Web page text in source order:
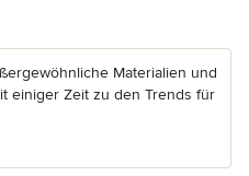
Materialien und
einiger Zeit zu den Trends für